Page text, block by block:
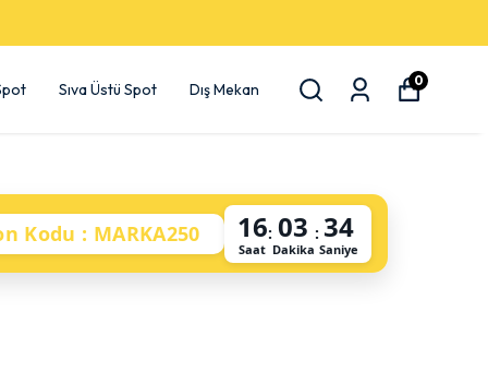
Sıva Üstü Spot Dış Mekan 0
Kodu : MARKA250 16
Saat
: 03
Dakika
: 33
Saniye